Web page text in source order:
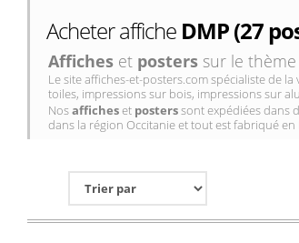
Acheter affiche DMP (27
Affiches et posters sur le thème
Le site affiches-et-posters.com spécialiste de
toiles, impressions sur bois, impressions sur
Nosafficheset posterssont expédiées dans
dans la région Occitanie et tout est fabriqué en